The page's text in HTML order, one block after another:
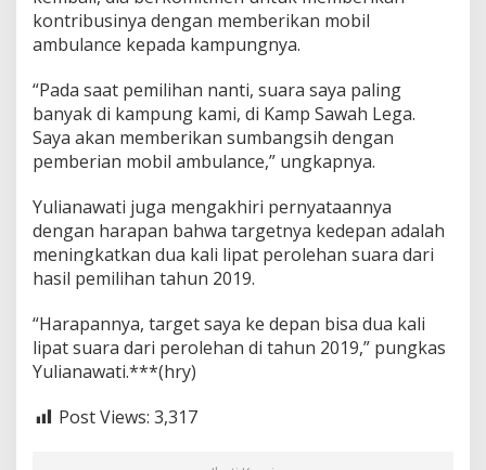
kontribusinya dengan memberikan mobil
ambulance kepada kampungnya.
“Pada saat pemilihan nanti, suara saya paling
banyak di kampung kami, di Kamp Sawah Lega.
Saya akan memberikan sumbangsih dengan
pemberian mobil ambulance,” ungkapnya.
Yulianawati juga mengakhiri pernyataannya
dengan harapan bahwa targetnya kedepan adalah
meningkatkan dua kali lipat perolehan suara dari
hasil pemilihan tahun 2019.
“Harapannya, target saya ke depan bisa dua kali
lipat suara dari perolehan di tahun 2019,” pungkas
Yulianawati.***(hry)
Post Views: 3,317